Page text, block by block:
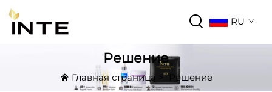
RU
Решение
Главная страница > Решение